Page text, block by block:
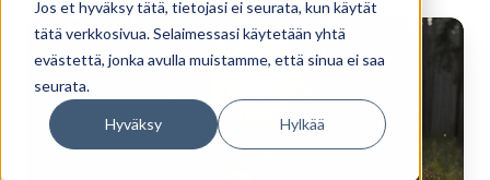
Jos et hyväksy tätä, tietojasi ei seurata, kun käytät
tätä verkkosivua. Selaimessasi käytetään yhtä
evästettä, jonka avulla muistamme, että sinua ei saa
seurata.
Hyväksy Hylkää
Miksi
hollantilaiset
matkailijat
valitsevat
Suomen?